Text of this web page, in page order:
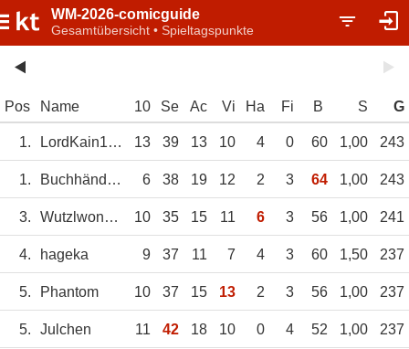
WM-2026-comicguide
Gesamtübersicht • Spieltagspunkte
Pos Name 10 Se Ac Vi Ha Fi B S G
1. LordKain1977 13 39 13 10 4 0 60 1,00 243
1. Buchhändler 6 38 19 12 2 3 64 1,00 243
3. Wutzlwongo26 10 35 15 11 6 3 56 1,00 241
4. hageka 9 37 11 7 4 3 60 1,50 237
5. Phantom 10 37 15 13 2 3 56 1,00 237
5. Julchen 11 42 18 10 0 4 52 1,00 237